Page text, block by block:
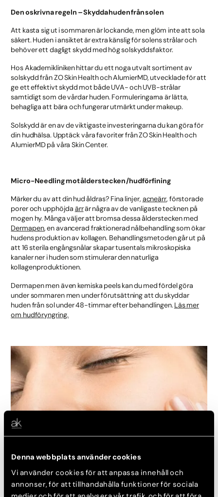
Denna webbplats använder cookies
Vi använder cookies för att anpassa innehåll och
annonser, för att tillhandahålla funktioner för sociala
Den oskrivna regeln – Skydda huden från solen
Att kasta sig ut i sommaren är lockande, men glöm inte att sola
säkert. Huden i ansiktet är extra känslig för solens strålar och
behöver ett dagligt skydd med hög solskyddsfaktor.
Hos Akademikliniken hittar du ett noga utvalt sortiment av
solskydd från ZO Skin Health och AlumierMD, utvecklade för att
ge ett effektivt skydd mot både UVA- och UVB-strålar
samtidigt som de vårdar huden. Formuleringarna är lätta,
behagliga att bära och fungerar utmärkt under makeup.
Solskydd är en av de viktigaste investeringarna du kan göra för
din hudhälsa. Upptäck våra favoriter från ZO Skin Health och
AlumierMD på våra Skin Center.
Micro-Needling mot ålderstecken /hudförfining
Märker du av att din hud åldras? Fina linjer, acneärr, förstorade
porer och upphöjda ärrär några av de vanligaste tecknen på
mogen hy. Många väljer att bromsa dessa ålderstecken med
Dermapen, en avancerad fraktionerad nålbehandling som ökar
hudens produktion av kollagen. Behandlingsmetoden går ut på
att 16 sterila engångsnålar skapar tusentals mikroskopiska
kanaler ner i huden som stimulerar den naturliga
kollagenproduktionen.
Dermapen men även kemiska peels kan du med fördel göra
under sommaren men under förutsättning att du skyddar
huden från sol under 48-timmar efter behandlingen.Läs mer
om hudföryngring.
Ta bort pigmenteringar